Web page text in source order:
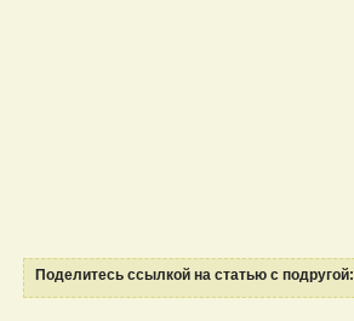
Поделитесь ссылкой на статью с подругой: